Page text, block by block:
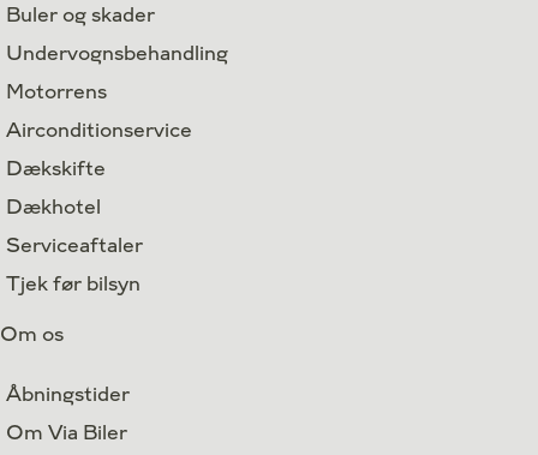
Buler og skader
Undervognsbehandling
Motorrens
Airconditionservice
Dækskifte
Dækhotel
Serviceaftaler
Tjek før bilsyn
Om os
Åbningstider
Om Via Biler